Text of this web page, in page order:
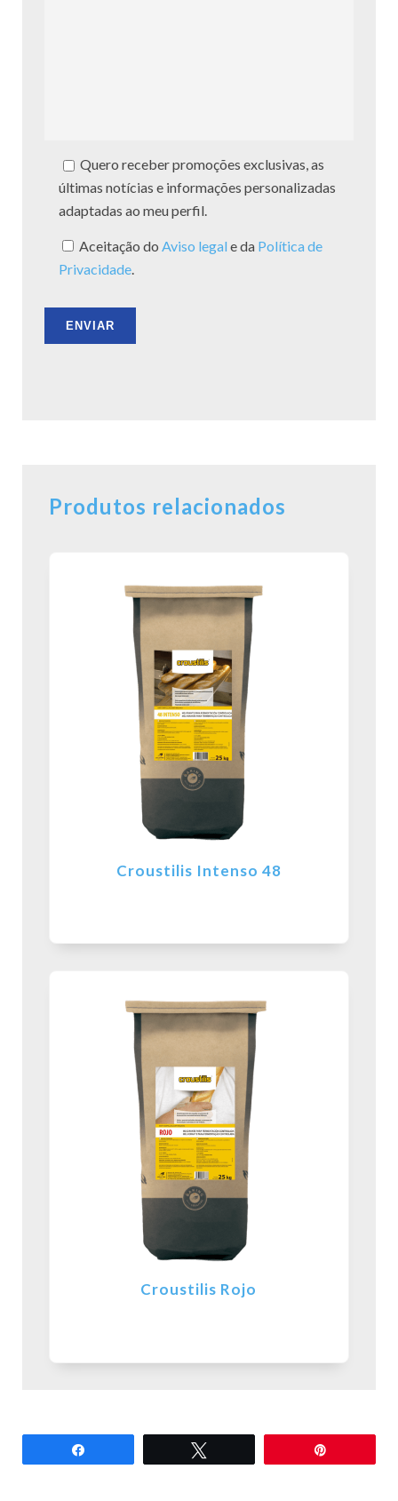
Quero receber promoções exclusivas, as
últimas notícias e informações personalizadas
adaptadas ao meu perfil.
Aceitação do Aviso legale da Política de
Privacidade.
Produtos relacionados
Croustilis Intenso 48
Croustilis Rojo